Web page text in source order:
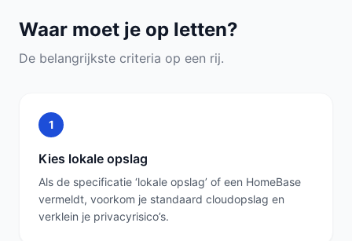
Waar moet je op letten?
De belangrijkste criteria op een rij.
1
Kies lokale opslag
Als de specificatie ‘lokale opslag’ of een HomeBase
vermeldt, voorkom je standaard cloudopslag en
verklein je privacyrisico’s.